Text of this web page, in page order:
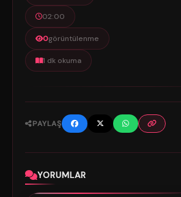
02:00
0görüntülenme
1 dk okuma
PAYLAŞ
YORUMLAR